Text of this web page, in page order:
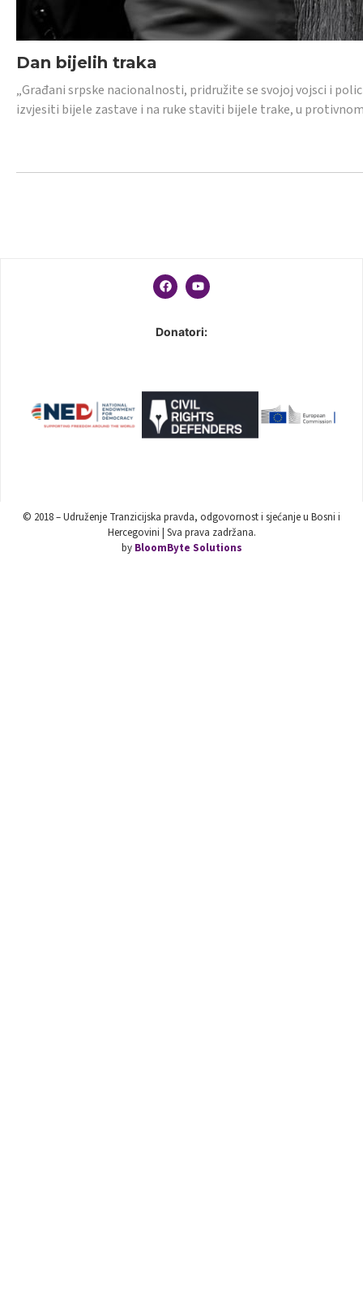
Dan bijelih traka
„Građani srpske nacionalnosti, pridružite se svojoj vojsci i
izvjesiti bijele zastave i na ruke staviti bijele trake, u
Donatori:
© 2018 – Udruženje Tranzicijska pravda, odgovornost i sjećanje u Bosni i
Hercegovini | Sva prava zadržana.
by BloomByte Solutions